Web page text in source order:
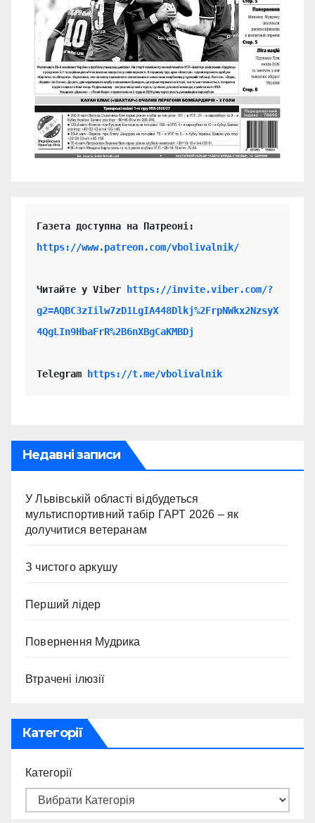
https://www.patreon.com/vbolivalnik/
Читайте у Viber
https://invite.viber.com/?
g2=AQBC3zIilw7zD1LgIA448Dlkj%2FrpNWkx2NzsyX
4QgLIn9HbaFrR%2B6nXBgCaKMBDj
Telegram https://t.me/vbolivalnik
Недавні записи
У Львівській області відбудеться
мультиспортивний табір ГАРТ 2026 – як
долучитися ветеранам
З чистого аркушу
Перший лідер
Повернення Мудрика
Втрачені ілюзії
Категорії
Категорії